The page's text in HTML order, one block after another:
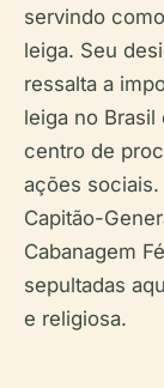
servindo
leiga. Seu
ressalta a
leiga no
centro de
ações
Capitão-
Cabanagem
sepultadas
e religiosa.